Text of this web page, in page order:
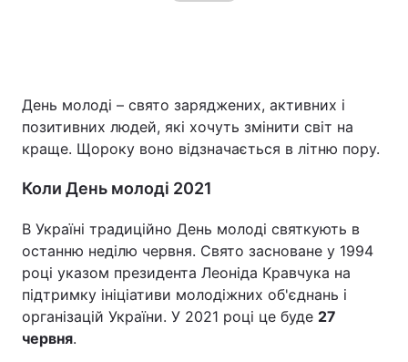
Головна Війна
Спорт Наука
Техно і зв'язок Лайт
Зброя
День молоді – свято заряджених, активних і
позитивних людей, які хочуть змінити світ на
краще. Щороку воно відзначається в літню пору.
Коли День молоді 2021
В Україні традиційно День молоді святкують в
останню неділю червня. Свято засноване у 1994
році указом президента Леоніда Кравчука на
підтримку ініціативи молодіжних об'єднань і
організацій України. У 2021 році це буде 27
червня.